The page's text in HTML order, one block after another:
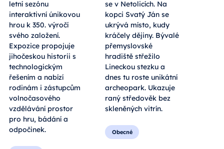
letní sezónu
interaktivní únikovou
hrou k 350. výročí
svého založení.
Expozice propojuje
jihočeskou historii s
technologickým
řešením a nabízí
rodinám i zástupcům
volnočasového
vzdělávání prostor
pro hru, bádání a
odpočinek.
se v Netolicích. Na
kopci Svatý Ján se
ukrývá místo, kudy
kráčely dějiny. Bývalé
přemyslovské
hradiště střežilo
Lineckou stezku a
dnes tu roste unikátní
archeopark. Ukazuje
raný středověk bez
skleněných vitrín.
Obecné